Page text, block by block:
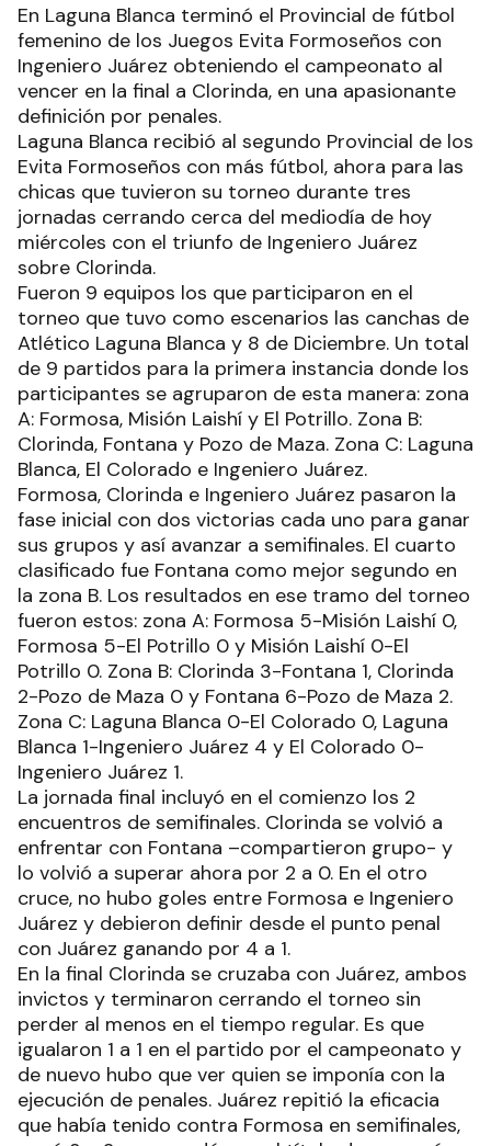
En Laguna Blanca terminó el Provincial de fútbol
femenino de los Juegos Evita Formoseños con
Ingeniero Juárez obteniendo el campeonato al
vencer en la final a Clorinda, en una apasionante
definición por penales.
Laguna Blanca recibió al segundo Provincial de los
Evita Formoseños con más fútbol, ahora para las
chicas que tuvieron su torneo durante tres
jornadas cerrando cerca del mediodía de hoy
miércoles con el triunfo de Ingeniero Juárez
sobre Clorinda.
Fueron 9 equipos los que participaron en el
torneo que tuvo como escenarios las canchas de
Atlético Laguna Blanca y 8 de Diciembre. Un total
de 9 partidos para la primera instancia donde los
participantes se agruparon de esta manera: zona
A: Formosa, Misión Laishí y El Potrillo. Zona B:
Clorinda, Fontana y Pozo de Maza. Zona C: Laguna
Blanca, El Colorado e Ingeniero Juárez.
Formosa, Clorinda e Ingeniero Juárez pasaron la
fase inicial con dos victorias cada uno para ganar
sus grupos y así avanzar a semifinales. El cuarto
clasificado fue Fontana como mejor segundo en
la zona B. Los resultados en ese tramo del torneo
fueron estos: zona A: Formosa 5-Misión Laishí 0,
Formosa 5-El Potrillo 0 y Misión Laishí 0-El
Potrillo 0. Zona B: Clorinda 3-Fontana 1, Clorinda
2-Pozo de Maza 0 y Fontana 6-Pozo de Maza 2.
Zona C: Laguna Blanca 0-El Colorado 0, Laguna
Blanca 1-Ingeniero Juárez 4 y El Colorado 0-
Ingeniero Juárez 1.
La jornada final incluyó en el comienzo los 2
encuentros de semifinales. Clorinda se volvió a
enfrentar con Fontana –compartieron grupo- y
lo volvió a superar ahora por 2 a 0. En el otro
cruce, no hubo goles entre Formosa e Ingeniero
Juárez y debieron definir desde el punto penal
con Juárez ganando por 4 a 1.
En la final Clorinda se cruzaba con Juárez, ambos
invictos y terminaron cerrando el torneo sin
perder al menos en el tiempo regular. Es que
igualaron 1 a 1 en el partido por el campeonato y
de nuevo hubo que ver quien se imponía con la
ejecución de penales. Juárez repitió la eficacia
que había tenido contra Formosa en semifinales,